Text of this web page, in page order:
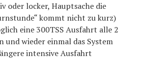
oder locker, Hauptsache die
kommt nicht zu kurz)
eine 300TSS Ausfahrt alle 2
und wieder einmal das System
intensive Ausfahrt